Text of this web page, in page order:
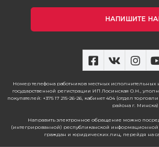
НАПИШИТЕ
Номер телефона работников местных исполнительных
государственной регистрации ИП Лосинская О.Н.,
покупателей: +375 17 215-26-26, кабинет 404 (отдел
района г. Минска)
Направить электронное обращение можно
(интегрированной) республиканской информационной
граждан и юридических лиц, перейдя на